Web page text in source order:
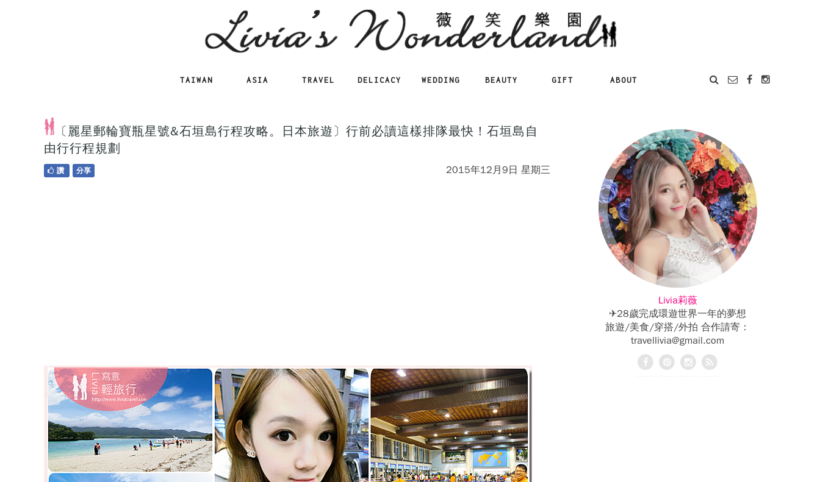
TAIWAN ASIA TRAVEL DELICACY WEDDING BEAUTY GIFT ABOUT
〔麗星郵輪寶瓶星號&石垣島行程攻略。日本旅遊〕行前必讀這樣排隊最快！石垣島自
由行行程規劃
2015年12月9日 星期三
讚 分享
Livia莉薇
✈28歲完成環遊世界一年的夢想
旅遊/美食/穿搭/外拍 合作請寄：
travellivia@gmail.com